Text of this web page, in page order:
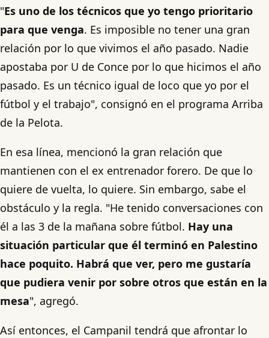
"Es uno de los técnicos que yo tengo prioritario
para que venga. Es imposible no tener una gran
relación por lo que vivimos el año pasado. Nadie
apostaba por U de Conce por lo que hicimos el año
pasado. Es un técnico igual de loco que yo por el
fútbol y el trabajo", consignó en el programa Arriba
de la Pelota.
En esa línea, mencionó la gran relación que
mantienen con el ex entrenador forero. De que lo
quiere de vuelta, lo quiere. Sin embargo, sabe el
obstáculo y la regla. "He tenido conversaciones con
él a las 3 de la mañana sobre fútbol. Hay una
situación particular que él terminó en Palestino
hace poquito. Habrá que ver, pero me gustaría
que pudiera venir por sobre otros que están en la
mesa", agregó.
Así entonces, el Campanil tendrá que afrontar lo